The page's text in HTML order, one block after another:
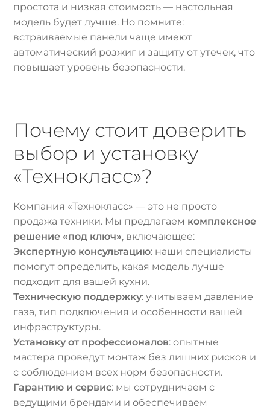
простота и низкая стоимость — настольная
модель будет лучше. Но помните:
встраиваемые панели чаще имеют
автоматический розжиг и защиту от утечек, что
повышает уровень безопасности.
Почему стоит доверить
выбор и установку
«Технокласс»?
Компания «Технокласс» — это не просто
продажа техники. Мы предлагаем комплексное
решение «под ключ», включающее:
Экспертную консультацию: наши специалисты
помогут определить, какая модель лучше
подходит для вашей кухни.
Техническую поддержку: учитываем давление
газа, тип подключения и особенности вашей
инфраструктуры.
Установку от профессионалов: опытные
мастера проведут монтаж без лишних рисков и
с соблюдением всех норм безопасности.
Гарантию и сервис: мы сотрудничаем с
ведущими брендами и обеспечиваем